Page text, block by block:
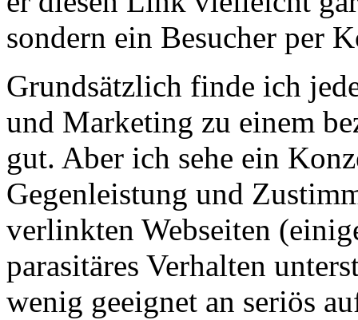
sondern ein Besucher per
Grundsätzlich finde ich
und Marketing zu einem
gut. Aber ich sehe ein
Gegenleistung und
verlinkten Webseiten
parasitäres Verhalten
wenig geeignet an seriös